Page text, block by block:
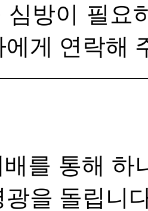
심 방이 필 요
에게 연 락해
배를 통해 하
광을 돌립 니